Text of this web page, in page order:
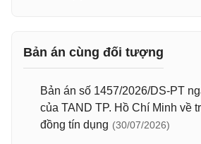
Bản án cùng đối tượng
Bản án số 1457/2026/DS-PT
của TAND TP. Hồ Chí Minh về
đồng tín dụng (30/07/2026)